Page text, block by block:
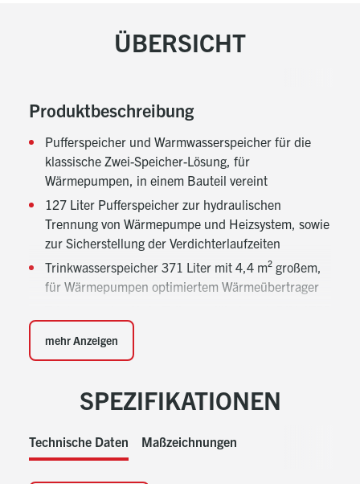
ÜBERSICHT
Produktbeschreibung
Pufferspeicher und Warmwasserspeicher für die
klassische Zwei-Speicher-Lösung, für
Wärmepumpen, in einem Bauteil vereint
127 Liter Pufferspeicher zur hydraulischen
Trennung von Wärmepumpe und Heizsystem, sowie
zur Sicherstellung der Verdichterlaufzeiten
Trinkwasserspeicher 371 Liter mit 4,4 m² großem,
für Wärmepumpen optimiertem Wärmeübertrager
Möglichkeit zum Einbau von E-Heizungen, im Puffer
und im TWW-Speicher
Korrosionsschutz
geschäumt, mit 5 mm Softmantel
mehr Anzeigen
SPEZIFIKATIONEN
Technische Daten Maßzeichnungen